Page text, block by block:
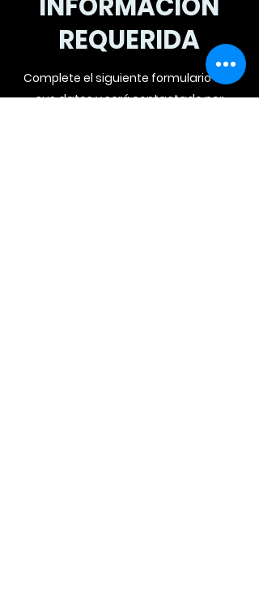
REQUERIDA
Complete el siguiente formulario con
sus datos y será contactado por